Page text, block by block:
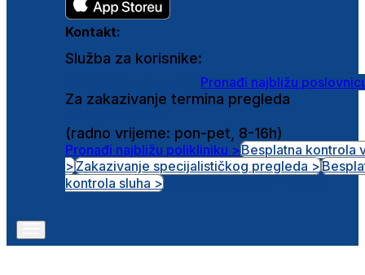
Kontakt:
Služba za korisnike:
Pronađi najbližu
Za zakazivanje termina pregleda
(radno vrijeme: pon-pet, 8-16h)
Pronađi najbližu polikliniku >Besplatna kontrola
>Zakazivanje specijalističkog pregleda >
kontrola sluha >